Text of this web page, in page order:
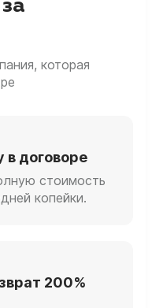
которая
договоре
стоимость
копейки.
200%